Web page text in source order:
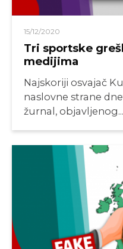
15/12/2020
Tri sportske
medijima
Najskoriji osvajač
naslovne strane
žurnal, objavljenog...